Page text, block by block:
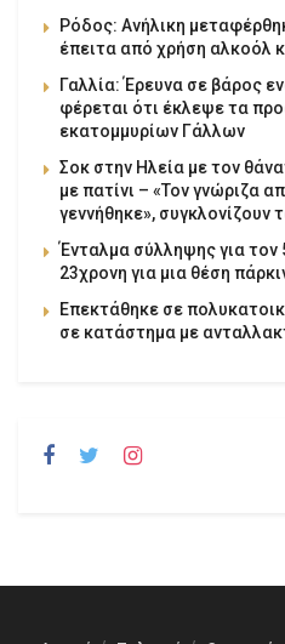
Ρόδος: Ανήλικη
έπειτα από χρήση αλκοόλ
Γαλλία: Έρευνα σε βάρος
φέρεται ότι έκλεψε τα
εκατομμυρίων Γάλλων
Σοκ στην Ηλεία με τον
με πατίνι – «Τον γνώριζα
γεννήθηκε», συγκλονίζουν
Ένταλμα σύλληψης για
23χρονη για μια θέση
Επεκτάθηκε σε
σε κατάστημα με